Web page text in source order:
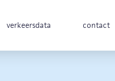
verkeersdata contact